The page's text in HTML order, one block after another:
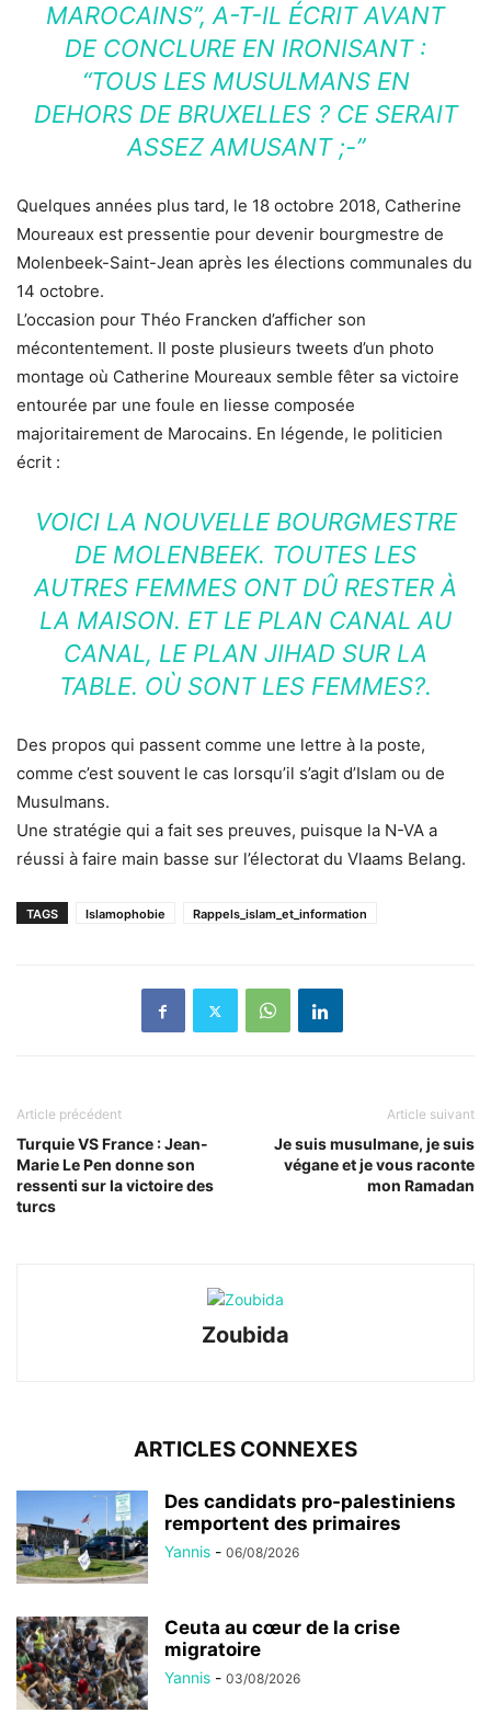
MAROCAINS”, A-T-IL ÉCRIT AVANT
DE CONCLURE EN IRONISANT :
“TOUS LES MUSULMANS EN
DEHORS DE BRUXELLES ? CE SERAIT
ASSEZ AMUSANT ;-”
Quelques années plus tard, le 18 octobre 2018, Catherine
Moureaux est pressentie pour devenir bourgmestre de
Molenbeek-Saint-Jean après les élections communales du
14 octobre.
L’occasion pour Théo Francken d’afficher son
mécontentement. Il poste plusieurs tweets d’un photo
montage où Catherine Moureaux semble fêter sa victoire
entourée par une foule en liesse composée
majoritairement de Marocains. En légende, le politicien
écrit :
VOICI LA NOUVELLE BOURGMESTRE
DE MOLENBEEK. TOUTES LES
AUTRES FEMMES ONT DÛ RESTER À
LA MAISON. ET LE PLAN CANAL AU
CANAL, LE PLAN JIHAD SUR LA
TABLE. OÙ SONT LES FEMMES?.
Des propos qui passent comme une lettre à la poste,
comme c’est souvent le cas lorsqu’il s’agit d’Islam ou de
Musulmans.
Une stratégie qui a fait ses preuves, puisque la N-VA a
réussi à faire main basse sur l’électorat du Vlaams Belang.
TAGS Islamophobie Rappels_islam_et_information
Article précédent
Turquie VS France : Jean-
Marie Le Pen donne son
ressenti sur la victoire des
turcs
Article suivant
Je suis musulmane, je suis
végane et je vous raconte
mon Ramadan
Zoubida
ARTICLES CONNEXES
Des candidats pro-palestiniens
remportent des primaires
Yannis - 06/08/2026
Ceuta au cœur de la crise
migratoire
Yannis - 03/08/2026